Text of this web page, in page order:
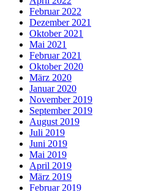
Februar 2022
Dezember 2021
Oktober 2021
Mai 2021
Februar 2021
Oktober 2020
März 2020
Januar 2020
November 2019
September 2019
August 2019
Juli 2019
Juni 2019
Mai 2019
April 2019
März 2019
Februar 2019